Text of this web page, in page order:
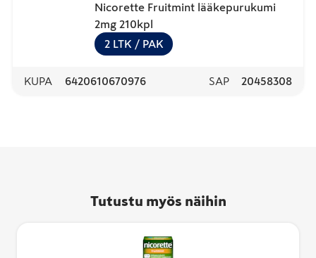
Nicorette Fruitmint lääkepurukumi
2mg 210kpl
2 LTK / PAK
KUPA 6420610670976 SAP 20458308
Tutustu myös näihin